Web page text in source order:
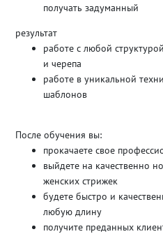
получать задуманный
результат
работе с любой
и черепа
работе в уникальной
шаблонов
После обучения вы:
прокачаете свое
выйдете на качественно
женских стрижек
будете быстро и
любую длину
получите преданных